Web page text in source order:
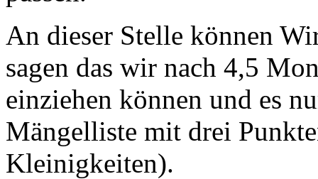
An dieser Stelle können
sagen das wir nach 4,5
einziehen können und es
Mängelliste mit drei
Kleinigkeiten).